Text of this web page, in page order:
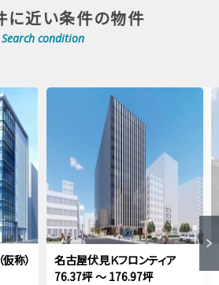
に近い条件の物件
Search condition
称）
名古屋伏見Ｋフロンティア
76.37坪 ～ 176.97坪